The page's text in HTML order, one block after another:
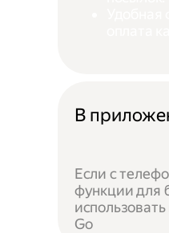
В
Если с
функции для
Go